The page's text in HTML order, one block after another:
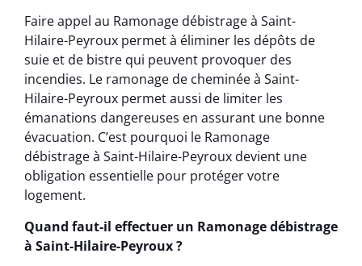
Faire appel au Ramonage débistrage à Saint-
Hilaire-Peyroux permet à éliminer les dépôts de
suie et de bistre qui peuvent provoquer des
incendies. Le ramonage de cheminée à Saint-
Hilaire-Peyroux permet aussi de limiter les
émanations dangereuses en assurant une bonne
évacuation. C’est pourquoi le Ramonage
débistrage à Saint-Hilaire-Peyroux devient une
obligation essentielle pour protéger votre
logement.
Quand faut-il effectuer un Ramonage débistrage
à Saint-Hilaire-Peyroux ?